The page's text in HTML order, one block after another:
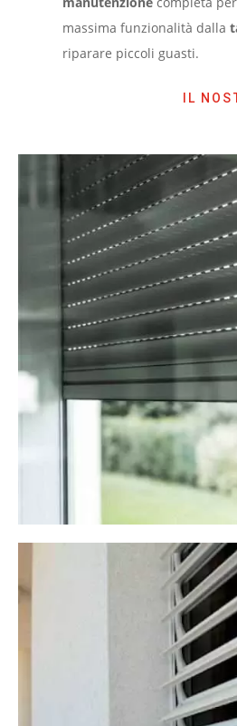
massima funzionalità dalla
riparare piccoli guasti.
IL